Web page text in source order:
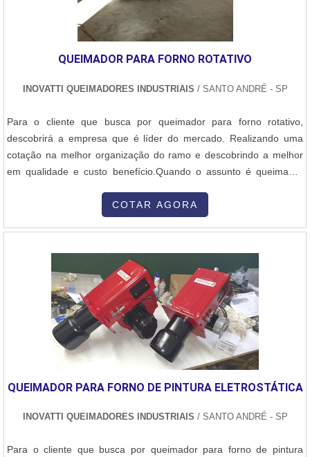
QUEIMADOR PARA FORNO ROTATIVO
INOVATTI QUEIMADORES INDUSTRIAIS / SANTO ANDRÉ - SP
Para o cliente que busca por queimador para forno rotativo,
descobrirá a empresa que é líder do mercado. Realizando uma
cotação na melhor organização do ramo e descobrindo a melhor
em qualidade e custo benefício.Quando o assunto é queimador
encontrar proteção com soluções para estufas, fornos e
caldeiras.MAIS INFORMAÇÕES SOBRE QUEIMADOR PARA
COTAR AGORA
QUEIMADOR PARA FORNO DE PINTURA ELETROSTÁTICA
INOVATTI QUEIMADORES INDUSTRIAIS / SANTO ANDRÉ - SP
Para o cliente que busca por queimador para forno de pintura